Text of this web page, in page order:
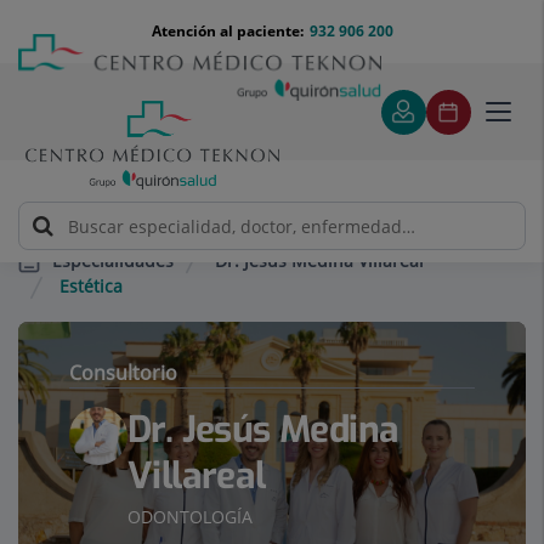
contenido
Menú
teléfono
cabecera
932 906 200
Atención al paciente:
Especialidades
Dr. Jesús Medina Villareal
Estética
Consultorio
Dr. Jesús Medina
Villareal
ODONTOLOGÍA